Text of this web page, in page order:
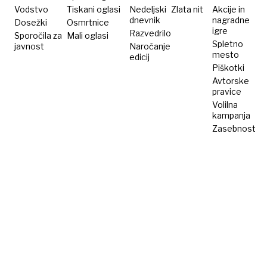
Vodstvo
Dosežki
Sporočila za
javnost
Tiskani oglasi
Osmrtnice
Mali oglasi
Nedeljski
dnevnik
Razvedrilo
Naročanje
edicij
Zlata nit
Akcije in
nagradne
igre
Spletno
mesto
Piškotki
Avtorske
pravice
Volilna
kampanja
Zasebnost